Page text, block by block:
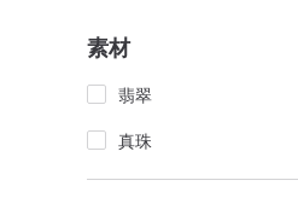
素材
翡翠
真珠